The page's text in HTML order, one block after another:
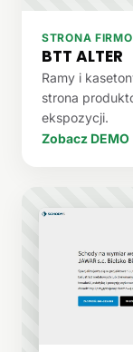
STRONA
BTT ALTER
Ramy i
strona
ekspozycji.
Zobacz